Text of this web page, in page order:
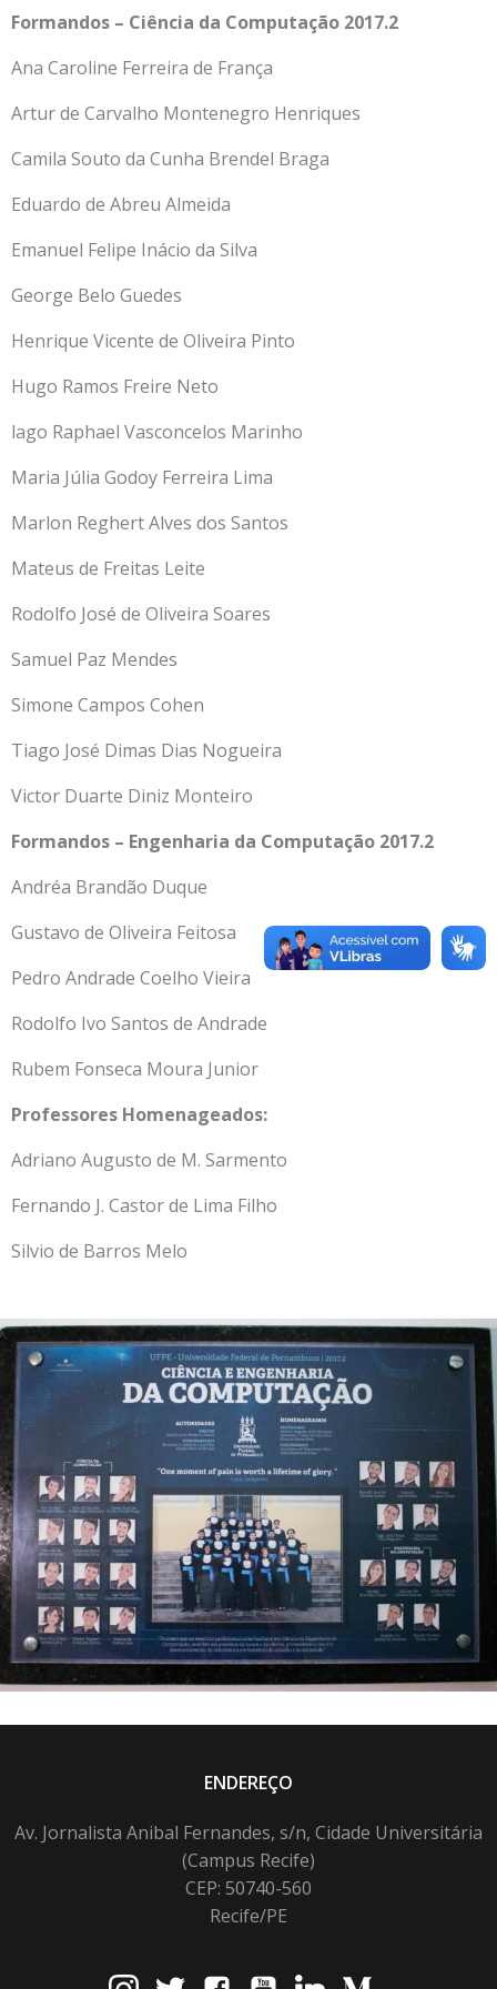
Formandos – Ciência da Computação 2017.2
Ana Caroline Ferreira de França
Artur de Carvalho Montenegro Henriques
Camila Souto da Cunha Brendel Braga
Eduardo de Abreu Almeida
Emanuel Felipe Inácio da Silva
George Belo Guedes
Henrique Vicente de Oliveira Pinto
Hugo Ramos Freire Neto
lago Raphael Vasconcelos Marinho
Maria Júlia Godoy Ferreira Lima
Marlon Reghert Alves dos Santos
Mateus de Freitas Leite
Rodolfo José de Oliveira Soares
Samuel Paz Mendes
Simone Campos Cohen
Tiago José Dimas Dias Nogueira
Victor Duarte Diniz Monteiro
Formandos – Engenharia da Computação 2017.2
Andréa Brandão Duque
Gustavo de Oliveira Feitosa
Pedro Andrade Coelho Vieira
Rodolfo Ivo Santos de Andrade
Rubem Fonseca Moura Junior
Professores Homenageados:
Adriano Augusto de M. Sarmento
Fernando J. Castor de Lima Filho
Silvio de Barros Melo
ENDEREÇO
Av. Jornalista Anibal Fernandes, s/n, Cidade Universitária
(Campus Recife)
CEP: 50740-560
Recife/PE